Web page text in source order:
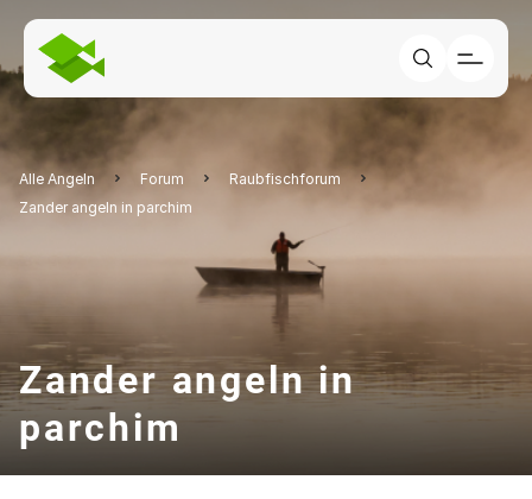
Alle Angeln Forum
Raubfischforum
Zander angeln in parchim
Zander angeln in
parchim